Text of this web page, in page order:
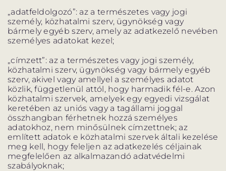
HÍREK
GYAKORI KÉRDÉSEK
„adatfeldolgozó”: az a természetes vagy jogi
személy, közhatalmi szerv, ügynökség vagy
bármely egyéb szerv, amely az adatkezelő nevében
személyes adatokat kezel;
„címzett”: az a természetes vagy jogi személy,
közhatalmi szerv, ügynökség vagy bármely egyéb
szerv, akivel vagy amellyel a személyes adatot
közlik, függetlenül attól, hogy harmadik fél-e. Azon
közhatalmi szervek, amelyek egy egyedi vizsgálat
keretében az uniós vagy a tagállami joggal
összhangban férhetnek hozzá személyes
adatokhoz, nem minősülnek címzettnek; az
említett adatok e közhatalmi szervek általi kezelése
meg kell, hogy feleljen az adatkezelés céljainak
megfelelően az alkalmazandó adatvédelmi
szabályoknak;